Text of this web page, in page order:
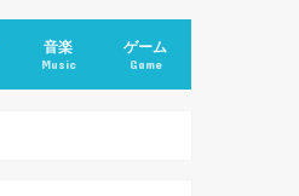
音楽
Music
ゲーム
Game